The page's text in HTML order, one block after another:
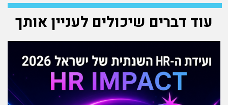
עוד דברים שיכולים לעניין אותך